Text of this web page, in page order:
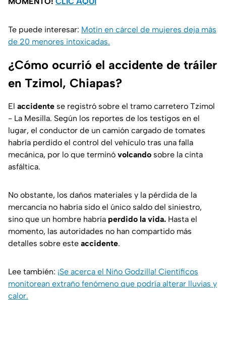
Te puede interesar: Motín en cárcel de mujeres deja más
de 20 menores intoxicadas.
¿Cómo ocurrió el accidente de tráiler
en Tzimol, Chiapas?
El accidente se registró sobre el tramo carretero Tzimol
- La Mesilla. Según los reportes de los testigos en el
lugar, el conductor de un camión cargado de tomates
habría perdido el control del vehículo tras una falla
mecánica, por lo que terminó volcando sobre la cinta
asfáltica.
No obstante, los daños materiales y la pérdida de la
mercancía no habría sido el único saldo del siniestro,
sino que un hombre habría perdido la vida. Hasta el
momento, las autoridades no han compartido más
detalles sobre este accidente.
Lee también: ¡Se acerca el Niño Godzilla! Científicos
monitorean extraño fenómeno que podría alterar lluvias y
calor.